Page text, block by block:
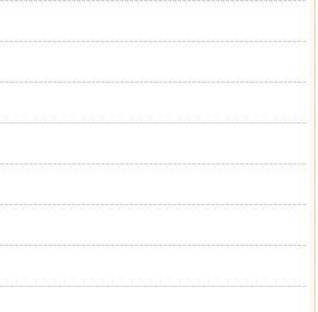
此書絕對是您的不二之選！透過
獲得珍貴的智慧瑰寶。
讓文堡老師帶您展開一段充滿
緊擁有這本珍貴的大作，一起解
礎心法》
》
階心法：本命篇》
階心法：大運篇》
365》